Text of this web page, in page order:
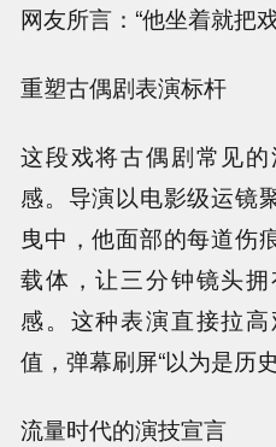
网友所言：“他坐着就把戏
重塑古偶剧表演标杆
这段戏将古偶剧常见
感。导演以电影级运镜
曳中，他面部的每道伤
载体，让三分钟镜头
感。这种表演直接拉
值，弹幕刷屏“以为是历史
流量时代的演技宣言